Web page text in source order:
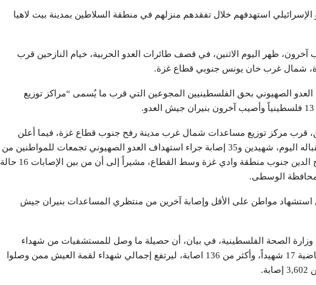
استهدفهم خلال تفقدهم منزلهم في منطقة السلاطين بمدينة بيت لاهيا
ظهر اليوم الاثنين، في قصف طائرات العدو الحربية، خيام النازحين قرب
شمال غرب خان يونس جنوبي قطاع غزة.
العدو الصهيوني بحق الفلسطينيين المجوعين التي قرب ما يُسمى “مراكز توزيع
مجوعين، قرب مركز توزيع مساعدات شمال غرب مدينة رفح جنوب قطاع غزة، فيما أعلن
مستشفى العودة في النصيرات، استقباله اليوم، شهيدين و35 إصابة جراء استهداف العدو الصهيوني تجمعات للمواطنين من
منتظري المساعدات على شارع صلاح الدين جنوب منطقة وادي غزة وسط القطاع، مشيراً إلى أن من بين الإصابات 16 حالة
الوسطى.
مواطن على الأقل وإصابة آخرين من منتظري المساعدات بنيران جيش
وزارة الصحة الفلسطينية، في بيان، أن حصيلة ما وصل للمستشفيات من شهداء
مراكز المساعدات خلال 24 ساعة الماضية 17 شهيداً، وأكثر من 136 اصابة، ليرتفع إجمالي شهداء لقمة العيش ممن وصلوا